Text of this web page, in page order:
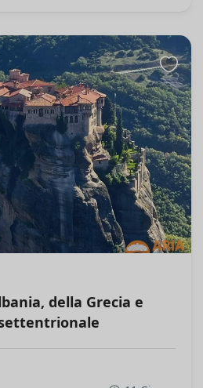
della Grecia e